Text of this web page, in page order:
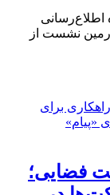
اطلاع‌رسانی
نشست از
فضایی؛